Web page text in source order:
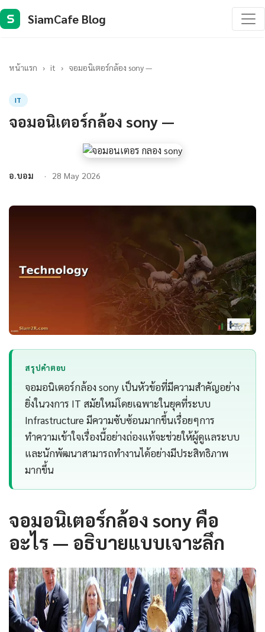
S SiamCafe Blog
หน้าแรก › it › จอมอนิเตอร์กล้อง sony —
IT
จอมอนิเตอร์กล้อง sony —
อ.บอม 28 May 2026
สรุปคำตอบ
จอมอนิเตอร์กล้อง sony เป็นหัวข้อที่มีความสำคัญอย่าง
ยิ่งในวงการ IT สมัยใหม่โดยเฉพาะในยุคที่ระบบ
Infrastructure มีความซับซ้อนมากขึ้นเรื่อยๆการ
ทำความเข้าใจเรื่องนี้อย่างถ่องแท้จะช่วยให้ผู้ดูแลระบบ
และนักพัฒนาสามารถทำงานได้อย่างมีประสิทธิภาพ
มากขึ้น
จอมอนิเตอร์กล้อง sony คือ
อะไร — อธิบายแบบเจาะลึก